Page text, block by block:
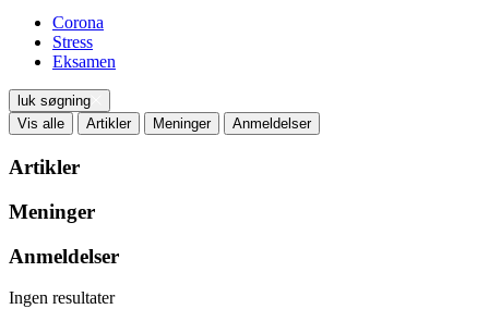
Corona
Stress
Eksamen
luk søgning
Vis alle
Artikler Meninger Anmeldelser
Artikler
Meninger
Anmeldelser
Ingen resultater